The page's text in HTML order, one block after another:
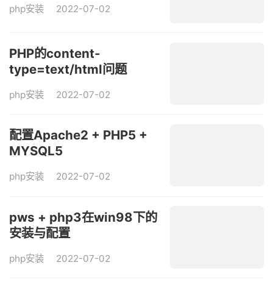
php安装 2022-07-02
PHP的content-
type=text/html问题
php安装 2022-07-02
配置Apache2 + PHP5 +
MYSQL5
php安装 2022-07-02
pws + php3在win98下的
安装与配置
php安装 2022-07-02